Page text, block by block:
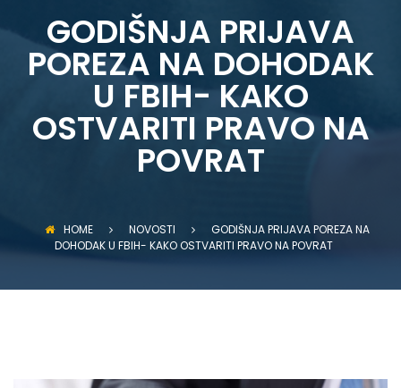
GODIŠNJA PRIJAVA
POREZA NA DOHODAK
U FBIH- KAKO
OSTVARITI PRAVO NA
POVRAT
HOME NOVOSTI
GODIŠNJA PRIJAVA POREZA NA
DOHODAK U FBIH- KAKO OSTVARITI PRAVO NA POVRAT
RAČUNOVODSTVENO
SAVJETOVANJE
PRAVILNICI
OBUKA ZA RAD NA RAČUNARU
CIJENE I POGODNOSTI